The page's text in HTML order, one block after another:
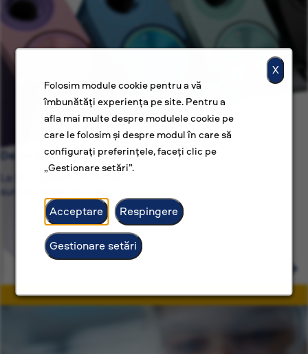
X
Folosim module cookie pentru a vă
îmbunătăți experiența pe site. Pentru a
afla mai multe despre modulele cookie pe
care le folosim și despre modul în care să
configurați preferințele, faceți clic pe
„Gestionare setări”.
Acceptare Respingere
Gestionare setări
De ce BAT?
La BAT, suntem dedicați nu numai unor locuri de muncă,
suntem dedicați unor cariere construite cu scop.